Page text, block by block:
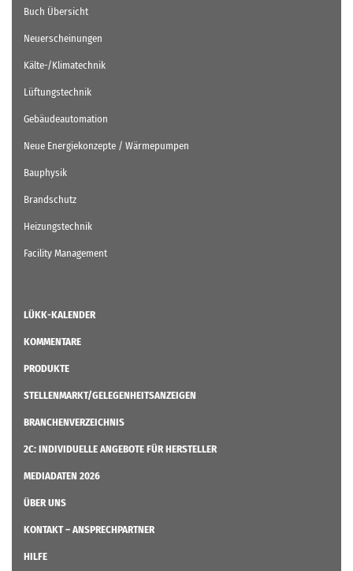
Buch Übersicht
Neuerscheinungen
Kälte-/Klimatechnik
Lüftungstechnik
Gebäudeautomation
Neue Energiekonzepte / Wärmepumpen
Bauphysik
Brandschutz
Heizungstechnik
Facility Management
LÜKK-KALENDER
KOMMENTARE
PRODUKTE
STELLENMARKT/GELEGENHEITSANZEIGEN
BRANCHENVERZEICHNIS
2C: INDIVIDUELLE ANGEBOTE FÜR HERSTELLER
MEDIADATEN 2026
ÜBER UNS
KONTAKT – ANSPRECHPARTNER
HILFE